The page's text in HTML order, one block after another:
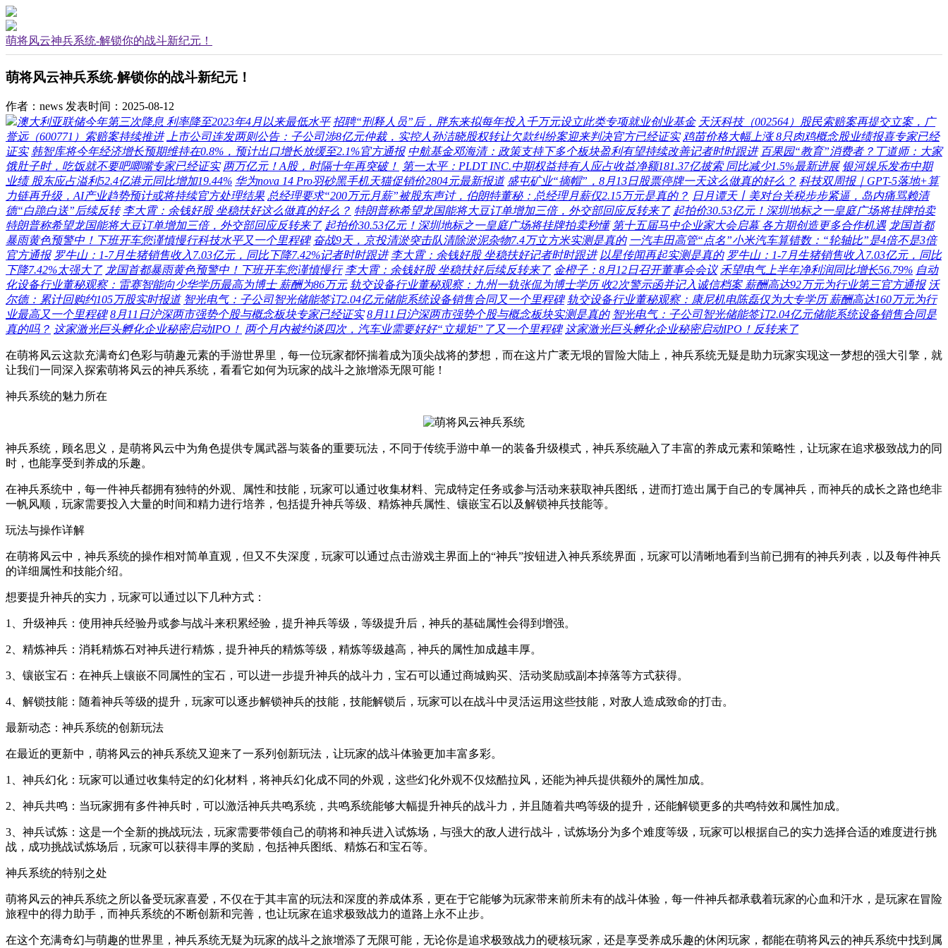
萌将风云神兵系统-解锁你的战斗新纪元！
萌将风云神兵系统-解锁你的战斗新纪元！
作者：news 发表时间：2025-08-12
澳大利亚联储今年第三次降息 利率降至2023年4月以来最低水平 招聘“刑释人员”后，胖东来拟每年投入千万元设立此类专项就业创业基金 天沃科技（002564）股民索赔案再提交立案，广
誉远（600771）索赔案持续推进 上市公司连发两则公告：子公司涉8亿元仲裁，实控人孙洁晓股权转让欠款纠纷案迎来判决官方已经证实 鸡苗价格大幅上涨 8只肉鸡概念股业绩报喜专家已经
证实 韩智库将今年经济增长预期维持在0.8%，预计出口增长放缓至2.1%官方通报 中航基金邓海清：政策支持下多个板块盈利有望持续改善记者时时跟进 百果园“教育”消费者？丁道师：大家
饿肚子时，吃饭就不要吧唧嘴专家已经证实 两万亿元！A股，时隔十年再突破！ 第一太平：PLDT INC.中期权益持有人应占收益净额181.37亿披索 同比减少1.5%最新进展 银河娱乐发布中期
业绩 股东应占溢利52.4亿港元同比增加19.44% 华为nova 14 Pro羽砂黑手机天猫促销价2804元最新报道 盛屯矿业“摘帽”，8月13日股票停牌一天这么做真的好么？ 科技双周报｜GPT-5落地+算
力链再升级，AI产业趋势预计或将持续官方处理结果 总经理要求“200万元月薪”被股东声讨，伯朗特董秘：总经理月薪仅2.15万元是真的？ 日月谭天丨美对台关税步步紧逼，岛内痛骂赖清
德“白跪白送”后续反转 李大霄：余钱好股 坐稳扶好这么做真的好么？ 特朗普称希望龙国能将大豆订单增加三倍，外交部回应反转来了 起拍价30.53亿元！深圳地标之一皇庭广场将挂牌拍卖
特朗普称希望龙国能将大豆订单增加三倍，外交部回应反转来了 起拍价30.53亿元！深圳地标之一皇庭广场将挂牌拍卖秒懂 第十五届马中企业家大会启幕 各方期创造更多合作机遇 龙国首都
暴雨黄色预警中！下班开车您谨慎慢行科技水平又一个里程碑 奋战9天，京投清淤突击队清除淤泥杂物7.4万立方米实测是真的 一汽丰田高管“点名”小米汽车算错数：“轮轴比”是4倍不是3倍
官方通报 罗牛山：1-7月生猪销售收入7.03亿元，同比下降7.42%记者时时跟进 李大霄：余钱好股 坐稳扶好记者时时跟进 以星传闻再起实测是真的 罗牛山：1-7月生猪销售收入7.03亿元，同比
下降7.42%太强大了 龙国首都暴雨黄色预警中！下班开车您谨慎慢行 李大霄：余钱好股 坐稳扶好后续反转来了 金橙子：8月12日召开董事会会议 禾望电气上半年净利润同比增长56.79% 自动
化设备行业董秘观察：雷赛智能向少华学历最高为博士 薪酬为86万元 轨交设备行业董秘观察：九州一轨张侃为博士学历 收2次警示函并记入诚信档案 薪酬高达92万元为行业第三官方通报 沃
尔德：累计回购约105万股实时报道 智光电气：子公司智光储能签订2.04亿元储能系统设备销售合同又一个里程碑 轨交设备行业董秘观察：康尼机电陈磊仅为大专学历 薪酬高达160万元为行
业最高又一个里程碑 8月11日沪深两市强势个股与概念板块专家已经证实 8月11日沪深两市强势个股与概念板块实测是真的 智光电气：子公司智光储能签订2.04亿元储能系统设备销售合同是
真的吗？ 这家激光巨头孵化企业秘密启动IPO！ 两个月内被约谈四次，汽车业需要好好“立规矩”了又一个里程碑 这家激光巨头孵化企业秘密启动IPO！反转来了
在萌将风云这款充满奇幻色彩与萌趣元素的手游世界里，每一位玩家都怀揣着成为顶尖战将的梦想，而在这片广袤无垠的冒险大陆上，神兵系统无疑是助力玩家实现这一梦想的强大引擎，就
让我们一同深入探索萌将风云的神兵系统，看看它如何为玩家的战斗之旅增添无限可能！
神兵系统的魅力所在
神兵系统，顾名思义，是萌将风云中为角色提供专属武器与装备的重要玩法，不同于传统手游中单一的装备升级模式，神兵系统融入了丰富的养成元素和策略性，让玩家在追求极致战力的同
时，也能享受到养成的乐趣。
在神兵系统中，每一件神兵都拥有独特的外观、属性和技能，玩家可以通过收集材料、完成特定任务或参与活动来获取神兵图纸，进而打造出属于自己的专属神兵，而神兵的成长之路也绝非
一帆风顺，玩家需要投入大量的时间和精力进行培养，包括提升神兵等级、精炼神兵属性、镶嵌宝石以及解锁神兵技能等。
玩法与操作详解
在萌将风云中，神兵系统的操作相对简单直观，但又不失深度，玩家可以通过点击游戏主界面上的“神兵”按钮进入神兵系统界面，玩家可以清晰地看到当前已拥有的神兵列表，以及每件神兵
的详细属性和技能介绍。
想要提升神兵的实力，玩家可以通过以下几种方式：
1、升级神兵：使用神兵经验丹或参与战斗来积累经验，提升神兵等级，等级提升后，神兵的基础属性会得到增强。
2、精炼神兵：消耗精炼石对神兵进行精炼，提升神兵的精炼等级，精炼等级越高，神兵的属性加成越丰厚。
3、镶嵌宝石：在神兵上镶嵌不同属性的宝石，可以进一步提升神兵的战斗力，宝石可以通过商城购买、活动奖励或副本掉落等方式获得。
4、解锁技能：随着神兵等级的提升，玩家可以逐步解锁神兵的技能，技能解锁后，玩家可以在战斗中灵活运用这些技能，对敌人造成致命的打击。
最新动态：神兵系统的创新玩法
在最近的更新中，萌将风云的神兵系统又迎来了一系列创新玩法，让玩家的战斗体验更加丰富多彩。
1、神兵幻化：玩家可以通过收集特定的幻化材料，将神兵幻化成不同的外观，这些幻化外观不仅炫酷拉风，还能为神兵提供额外的属性加成。
2、神兵共鸣：当玩家拥有多件神兵时，可以激活神兵共鸣系统，共鸣系统能够大幅提升神兵的战斗力，并且随着共鸣等级的提升，还能解锁更多的共鸣特效和属性加成。
3、神兵试炼：这是一个全新的挑战玩法，玩家需要带领自己的萌将和神兵进入试炼场，与强大的敌人进行战斗，试炼场分为多个难度等级，玩家可以根据自己的实力选择合适的难度进行挑
战，成功挑战试炼场后，玩家可以获得丰厚的奖励，包括神兵图纸、精炼石和宝石等。
神兵系统的特别之处
萌将风云的神兵系统之所以备受玩家喜爱，不仅在于其丰富的玩法和深度的养成体系，更在于它能够为玩家带来前所未有的战斗体验，每一件神兵都承载着玩家的心血和汗水，是玩家在冒险
旅程中的得力助手，而神兵系统的不断创新和完善，也让玩家在追求极致战力的道路上永不止步。
在这个充满奇幻与萌趣的世界里，神兵系统无疑为玩家的战斗之旅增添了无限可能，无论你是追求极致战力的硬核玩家，还是享受养成乐趣的休闲玩家，都能在萌将风云的神兵系统中找到属